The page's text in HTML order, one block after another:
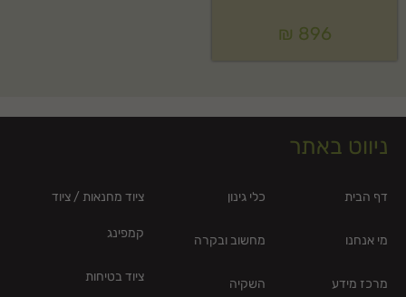
₪ 896
ניווט באתר
דף הבית
מי אנחנו
מרכז מידע
כלי גינון
מחשוב ובקרה
השקיה
ציוד מחנאות / ציוד
קמפינג
ציוד בטיחות